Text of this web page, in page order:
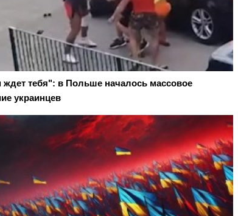
ждет тебя": в Польше началось массовое
украинцев